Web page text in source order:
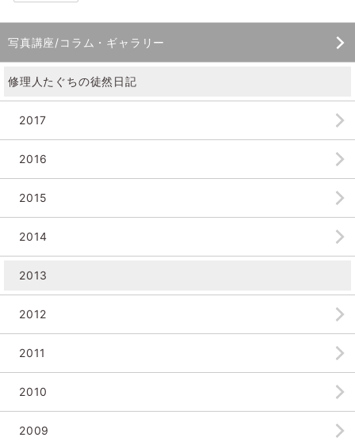
写真講座/コラム・ギャラリー
修理人たぐちの徒然日記
2017
2016
2015
2014
2013
2012
2011
2010
2009